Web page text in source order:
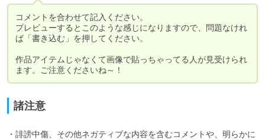
コメントを合わせて記入ください。
プレビューするとこのような感じになりますので、問題なけれ
ば「書き込む」を押してください。
作品アイテムじゃなくて画像で貼っちゃってる人が見受けられ
ます。ご注意くださいね～！
諸注意
・誹謗中傷、その他ネガティブな内容を含むコメントや、明らかに